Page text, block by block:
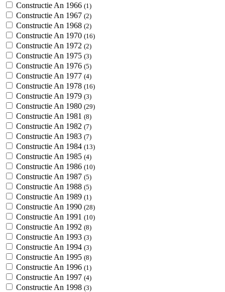
Constructie An 1966 (1)
Constructie An 1967 (2)
Constructie An 1968 (2)
Constructie An 1970 (16)
Constructie An 1972 (2)
Constructie An 1975 (3)
Constructie An 1976 (5)
Constructie An 1977 (4)
Constructie An 1978 (16)
Constructie An 1979 (3)
Constructie An 1980 (29)
Constructie An 1981 (8)
Constructie An 1982 (7)
Constructie An 1983 (7)
Constructie An 1984 (13)
Constructie An 1985 (4)
Constructie An 1986 (10)
Constructie An 1987 (5)
Constructie An 1988 (5)
Constructie An 1989 (1)
Constructie An 1990 (28)
Constructie An 1991 (10)
Constructie An 1992 (8)
Constructie An 1993 (3)
Constructie An 1994 (3)
Constructie An 1995 (8)
Constructie An 1996 (1)
Constructie An 1997 (4)
Constructie An 1998 (3)